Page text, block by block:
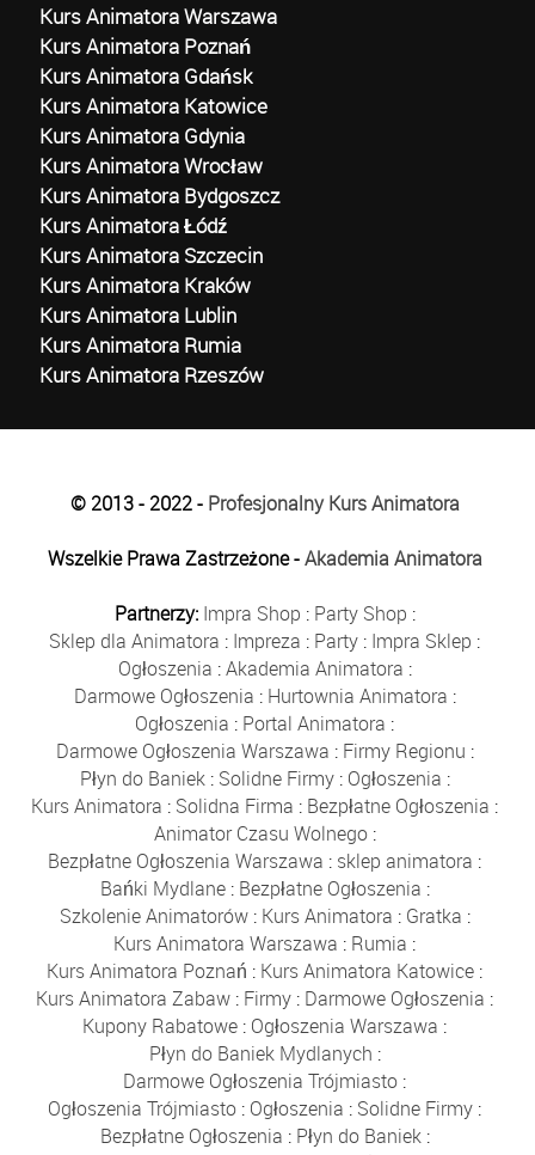
Kurs Animatora Warszawa
Kurs Animatora Poznań
Kurs Animatora Gdańsk
Kurs Animatora Katowice
Kurs Animatora Gdynia
Kurs Animatora Wrocław
Kurs Animatora Bydgoszcz
Kurs Animatora Łódź
Kurs Animatora Szczecin
Kurs Animatora Kraków
Kurs Animatora Lublin
Kurs Animatora Rumia
Kurs Animatora Rzeszów
© 2013 - 2022 - Profesjonalny Kurs Animatora
Wszelkie Prawa Zastrzeżone -Akademia Animatora
Partnerzy: Impra Shop : Party Shop :
Sklep dla Animatora : Impreza : Party : Impra Sklep :
Ogłoszenia :Akademia Animatora :
Darmowe Ogłoszenia : Hurtownia Animatora :
Ogłoszenia : Portal Animatora :
Darmowe Ogłoszenia Warszawa : Firmy Regionu :
Płyn do Baniek: Solidne Firmy: Ogłoszenia :
Kurs Animatora : Solidna Firma : Bezpłatne Ogłoszenia :
Animator Czasu Wolnego:
Bezpłatne Ogłoszenia Warszawa : sklep animatora :
Bańki Mydlane: Bezpłatne Ogłoszenia :
Szkolenie Animatorów: Kurs Animatora : Gratka :
Kurs Animatora Warszawa : Rumia :
Kurs Animatora Poznań : Kurs Animatora Katowice :
Kurs Animatora Zabaw : Firmy : Darmowe Ogłoszenia :
Kupony Rabatowe : Ogłoszenia Warszawa :
Płyn do Baniek Mydlanych :
Darmowe Ogłoszenia Trójmiasto :
Ogłoszenia Trójmiasto : Ogłoszenia : Solidne Firmy :
Bezpłatne Ogłoszenia : Płyn do Baniek: